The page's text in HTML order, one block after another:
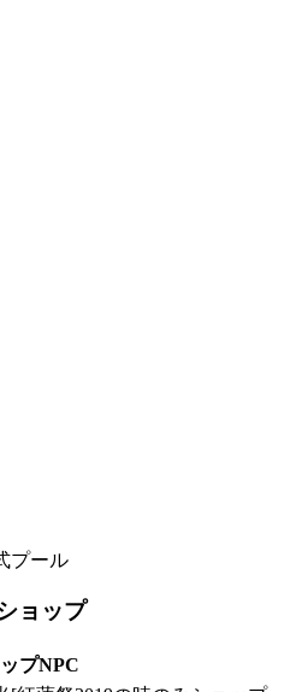
プール
ョップ
プNPC